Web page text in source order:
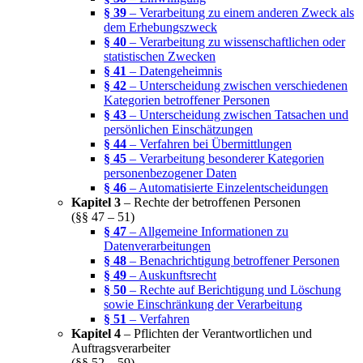
§ 39 – Verarbeitung zu einem anderen Zweck als
dem Erhebungszweck
§ 40 – Verarbeitung zu wissenschaftlichen oder
statistischen Zwecken
§ 41 – Datengeheimnis
§ 42 – Unterscheidung zwischen verschiedenen
Kategorien betroffener Personen
§ 43 – Unterscheidung zwischen Tatsachen und
persönlichen Einschätzungen
§ 44 – Verfahren bei Übermittlungen
§ 45 – Verarbeitung besonderer Kategorien
personenbezogener Daten
§ 46 – Automatisierte Einzelentscheidungen
Kapitel 3 – Rechte der betroffenen Personen
(§§ 47 – 51)
§ 47 – Allgemeine Informationen zu
Datenverarbeitungen
§ 48 – Benachrichtigung betroffener Personen
§ 49 – Auskunftsrecht
§ 50 – Rechte auf Berichtigung und Löschung
sowie Einschränkung der Verarbeitung
§ 51 – Verfahren
Kapitel 4 – Pflichten der Verantwortlichen und
Auftragsverarbeiter